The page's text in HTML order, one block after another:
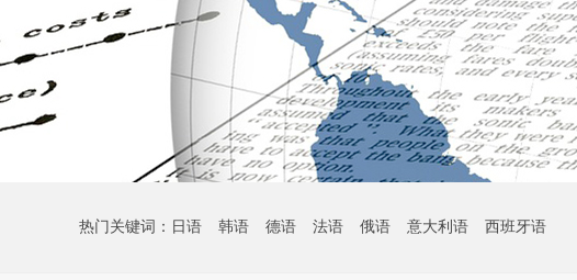
热门关键词： 日语 韩语 德语 法语 俄语 意大利语 西班牙语